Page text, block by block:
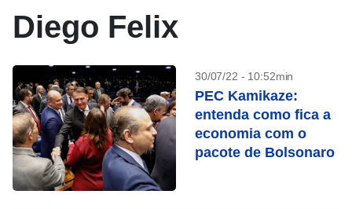
Diego Felix
30/07/22 - 10:52min
PEC Kamikaze:
entenda como fica a
economia com o
pacote de Bolsonaro